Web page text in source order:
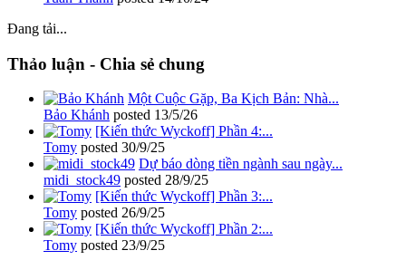
Đang tải...
Thảo luận - Chia sẻ chung
Một Cuộc Gặp, Ba Kịch Bản: Nhà...
Bảo Khánh posted 13/5/26
[Kiến thức Wyckoff] Phần 4:...
Tomy posted 30/9/25
Dự báo dòng tiền ngành sau ngày...
midi_stock49 posted 28/9/25
[Kiến thức Wyckoff] Phần 3:...
Tomy posted 26/9/25
[Kiến thức Wyckoff] Phần 2:...
Tomy posted 23/9/25